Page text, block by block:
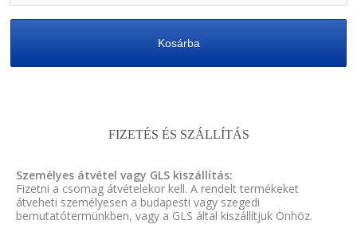
Kosárba
FIZETÉS ÉS SZÁLLÍTÁS
Személyes átvétel vagy GLS kiszállítás:
Fizetni a csomag átvételekor kell. A rendelt termékeket
átveheti személyesen a budapesti vagy szegedi
bemutatótermünkben, vagy a GLS által kiszállítjuk Önhöz.